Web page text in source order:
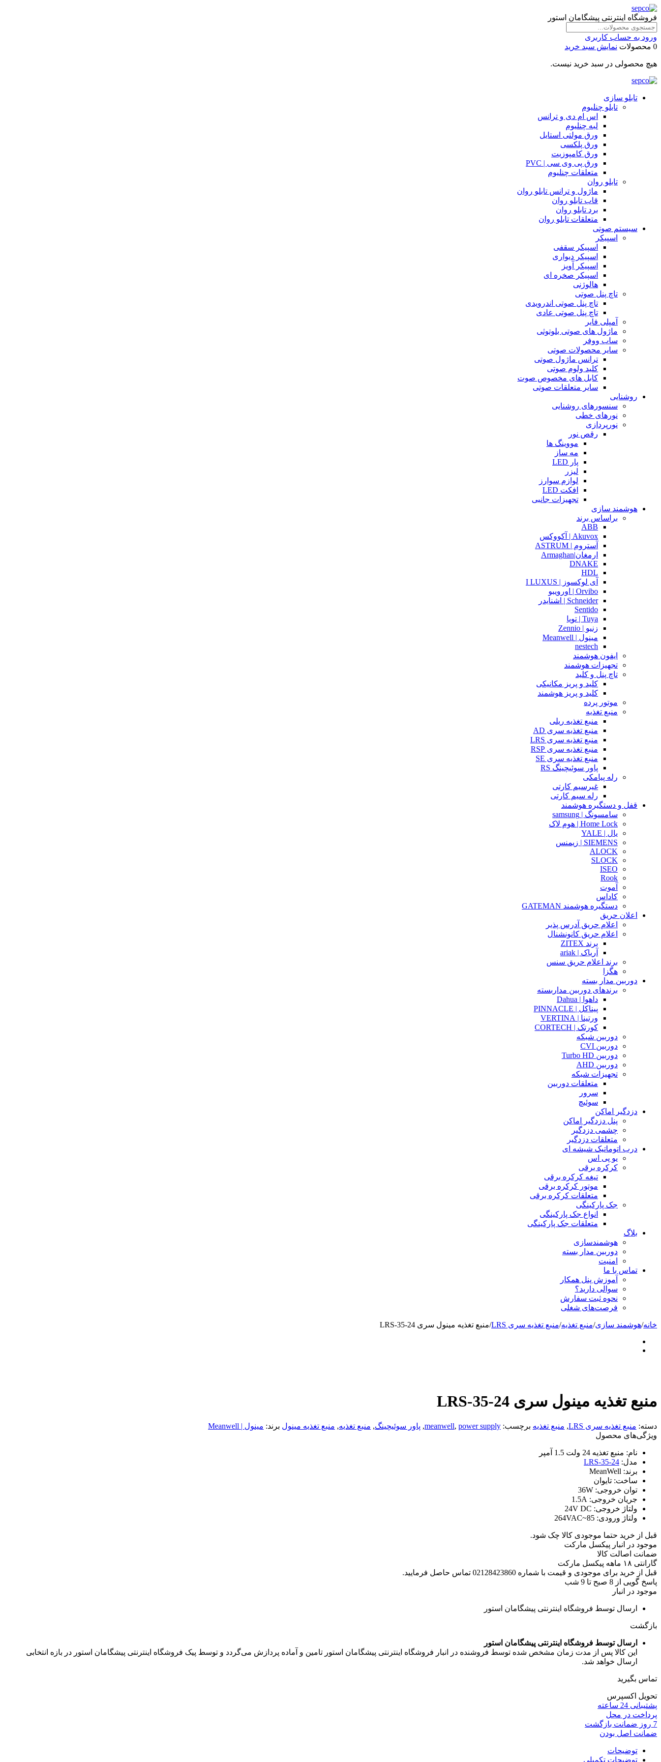
فروشگاه اینترنتی پیشگامان استور
ورود به حساب کاربری
0 محصولات
نمایش سبد خرید
هیچ محصولی در سبد خرید نیست.
تابلو سازی
تابلو چنلیوم
اس ام دی و ترانس
لبه چنلیوم
ورق مولتی استایل
ورق پلکسی
ورق کامپوزیت
ورق پی وی سی | PVC
متعلقات چنلیوم
تابلو روان
ماژول و ترانس تابلو روان
قاب تابلو روان
برد تابلو روان
متعلقات تابلو روان
سیستم صوتی
اسپیکر
اسپیکر سقفی
اسپیکر دیواری
اسپیکر آویز
اسپیکر صخره ای
هالوژنی
تاچ پنل صوتی
تاچ پنل صوتی اندرویدی
تاچ پنل صوتی عادی
آمپلی فایر
ماژول های صوتی بلوتوثی
ساب ووفر
سایر محصولات صوتی
ترانس ماژول صوتی
کلید ولوم صوتی
کابل های مخصوص صوت
سایر متعلقات صوتی
روشنایی
سنسورهای روشنایی
نورهای خطی
نورپردازی
رقص نور
مووینگ ها
مه ساز
پار LED
لیزر
لوازم سوارز
افکت LED
تجهیزات جانبی
هوشمند سازی
براساس برند
ABB
Akuvox | آکووکس
آستروم | ASTRUM
ارمغان|Armaghan
DNAKE
HDL
آی لوکسوز | I LUXUS
Orvibo | اورویبو
Schneider | اشنایدر
Sentido
Tuya | تویا
زنیو | Zennio
مینول | Meanwell
nestech
ایفون هوشمند
تجهیزات هوشمند
تاچ پنل و کلید
کلید و پریز مکانیکی
کلید و پریز هوشمند
موتور پرده
منبع تغذیه
منبع تغذیه ریلی
منبع تغذیه سری AD
منبع تغذیه سری LRS
منبع تغذیه سری RSP
منبع تغذیه سری SE
پاور سوئیچینگ RS
رله پیامکی
غیرسیم کارتی
رله سیم کارتی
قفل و دستگیره هوشمند
سامسونگ | samsung
Home Lock | هوم لاک
یال | YALE
SIEMENS | زیمنس
ALOCK
SLOCK
ISEO
Rook
آموت
کاداس
دستگیره هوشمند GATEMAN
اعلان حریق
اعلام حریق آدرس پذیر
اعلام حریق کانونشنال
برند ZITEX
آریاک | ariak
برند اعلام حریق سنس
هگزا
دوربین مدار بسته
برندهای دوربین مداربسته
داهوا | Dahua
پیناکل | PINNACLE
ورتینا | VERTINA
کورتک | CORTECH
دوربین شبکه
دوربین CVI
دوربین Turbo HD
دوربین AHD
تجهیزات شبکه
متعلقات دوربین
سرور
سوئیچ
دزدگیر اماکن
پنل دزدگیر اماکن
چشمی دزدگیر
متعلقات دزدگیر
درب اتوماتیک شیشه ای
یو پی اس
کرکره برقی
تیغه کرکره برقی
موتور کرکره برقی
متعلقات کرکره برقی
جک پارکینگی
انواع جک پارکینگی
متعلقات جک پارکینگی
بلاگ
هوشمندسازی
دوربین مدار بسته
امنیت
تماس با ما
آموزش پنل همکار
سوالی دارید؟
نحوه ثبت سفارش
فرصت‌های شغلی
خانه/هوشمند سازی/منبع تغذیه/منبع تغذیه سری LRS /منبع تغذیه مینول سری LRS-35-24
منبع تغذیه مینول سری LRS-35-24
دسته: منبع تغذیه سری LRS , منبع تغذیه برچسب: meanwell, power supply
, پاور سوئیچینگ, منبع تغذیه, منبع تغذیه مینول برند: مینول | Meanwell
ویژگی‌های محصول
نام: منبع تغذیه 24 ولت 1.5 آمپر
مدل: LRS-35-24
برند: MeanWell
ساخت: تایوان
توان خروجی: 36W
جریان خروجی: 1.5A
ولتاژ خروجی: 24V DC
ولتاژ ورودی: 85~264VAC
قبل از خرید حتما موجودی کالا چک شود.
موجود در انبار پیکسل مارکت
ضمانت اصالت کالا
گارانتی ۱۸ ماهه پیکسل مارکت
قبل از خرید برای موجودی و قیمت با شماره 02128423860 تماس حاصل فرمایید.
پاسخ گویی از 8 صبح تا 9 شب
موجود در انبار
ارسال توسط فروشگاه اینترنتی پیشگامان استور
بازگشت
ارسال توسط فروشگاه اینترنتی پیشگامان استور
این کالا پس از مدت زمان مشخص شده توسط فروشنده در انبار فروشگاه اینترنتی پیشگامان استور تامین و آماده پردازش می‌گردد و توسط پیک فروشگاه اینترنتی پیشگامان استور در بازه انتخابی
ارسال خواهد شد.
تماس بگیرید
تحویل اکسپرس
پشتیبانی 24 ساعته
پرداخت در محل
7 روز ضمانت بازگشت
ضمانت اصل بودن
توضیحات
توضیحات تکمیلی